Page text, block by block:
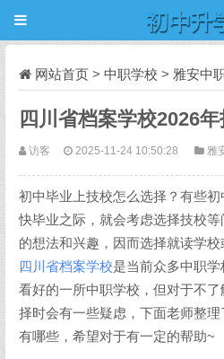
网站首页 > 中职学校 > 雅安中
四川省档案学校2026
访客 2025-11-24 10:50:28 雅
初中毕业上技校怎么选择？有些
快毕业之际，就会考虑选择技校
的想法和兴趣，因而选择就读学
四川省档案学校是当前众多中职
看好的一所中职学校，但对于不
择时会有一些疑虑，下面老师整
有哪些，希望对于有一定的帮助~